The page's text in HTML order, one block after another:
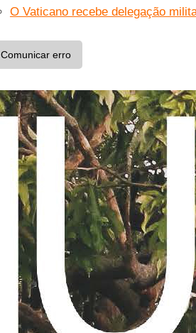
O Vaticano recebe delegação
Comunicar erro